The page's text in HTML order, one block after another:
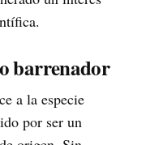
barrenador
a la especie
por ser un